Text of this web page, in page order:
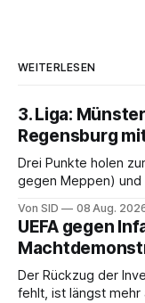
WEITERLESEN
3. Liga:
Regensburg
Drei Punkte holen
gegen Meppen) und
Von SID 08 Aug.
UEFA gegen
Der Rückzug der
fehlt, ist längst mehr